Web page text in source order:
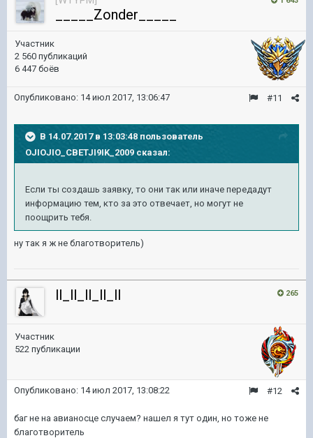
_____Zonder_____
Участник
2 560 публикаций
6 447 боёв
#11
Опубликовано: 14 июл 2017, 13:06:47
В 14.07.2017 в 13:03:48 пользователь
OJIOJIO_CBETJI9IK_2009 сказал:
Если ты создашь заявку, то они так или иначе передадут
информацию тем, кто за это отвечает, но могут не
поощрить тебя.
ну так я ж не благотворитель)
265
ll_ll_ll_ll_ll
Участник
522 публикации
#12
Опубликовано: 14 июл 2017, 13:08:22
баг не на авианосце случаем? нашел я тут один, но тоже не
благотворитель